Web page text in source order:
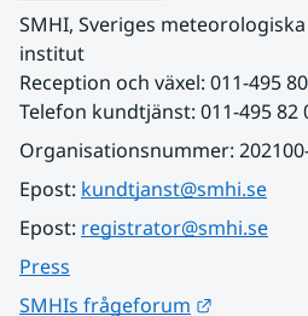
SMHI, Sveriges
institut
Reception och växel: 011-495
Telefon kundtjänst: 011-495 82
Organisationsnummer:
Epost: kundtjanst@smhi.se
Epost: registrator@smhi.se
Press
SMHIs frågeforum